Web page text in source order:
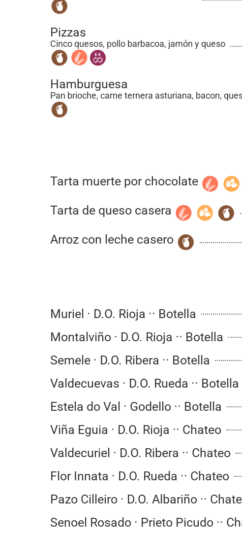
Pizzas
Cinco quesos, pollo barbacoa, jamón y queso
Hamburguesa
Pan brioche, carne ternera asturiana, bacon,
Tarta muerte por chocolate
Tarta de queso casera
Arroz con leche casero
Muriel · D.O. Rioja ·· Botella
Montalviño · D.O. Rioja ·· Botella
Semele · D.O. Ribera ·· Botella
Valdecuevas · D.O. Rueda ·· Botella
Estela do Val · Godello ·· Botella
Viña Eguia · D.O. Rioja ·· Chateo
Valdecuriel · D.O. Ribera ·· Chateo
Flor Innata · D.O. Rueda ·· Chateo
Pazo Cilleiro · D.O. Albariño ··
Senoel Rosado · Prieto Picudo ··